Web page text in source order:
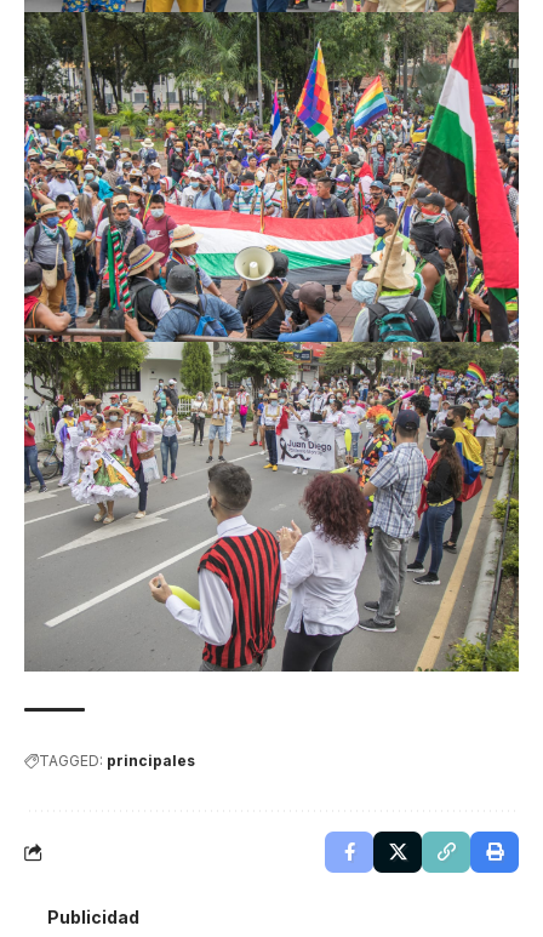
TAGGED: principales
Publicidad